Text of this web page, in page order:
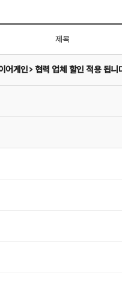
제목
어게인> 협력 업체 할인 적용 됩